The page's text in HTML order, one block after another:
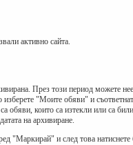
активно сайта.
През този период можете
изберете "Моите обяви" и
които са изтекли или са
на архивиране.
"Маркирай" и след това